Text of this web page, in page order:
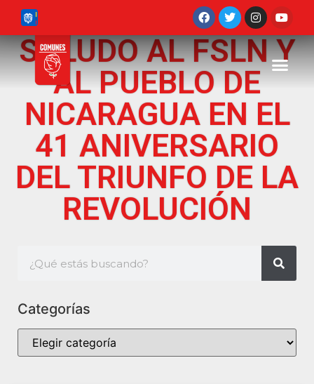
SALUDO AL FSLN Y
AL PUEBLO DE
NICARAGUA EN EL
41 ANIVERSARIO
DEL TRIUNFO DE LA
REVOLUCIÓN
Categorías